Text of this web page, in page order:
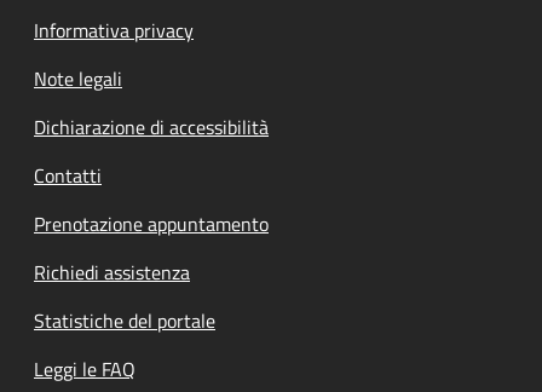
Informativa privacy
Note legali
Dichiarazione di accessibilità
Contatti
Prenotazione appuntamento
Richiedi assistenza
Statistiche del portale
Leggi le FAQ